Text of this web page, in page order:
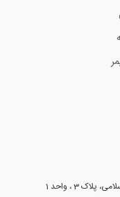
3 ، واحد 1